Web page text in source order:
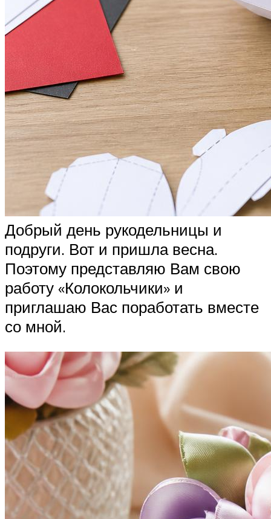
Добрый день рукодельницы и
подруги. Вот и пришла весна.
Поэтому представляю Вам свою
работу «Колокольчики» и
приглашаю Вас поработать вместе
со мной.